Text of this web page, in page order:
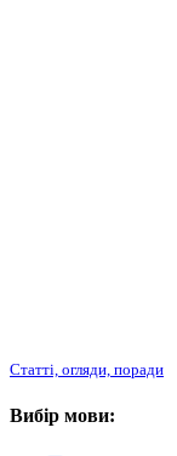
Статті, огляди, поради
Вибір мови: